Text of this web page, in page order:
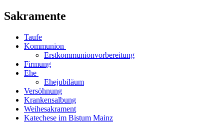
Sakramente
Taufe
Kommunion
Erstkommunionvorbereitung
Firmung
Ehe
Ehejubiläum
Versöhnung
Krankensalbung
Weihesakrament
Katechese im Bistum Mainz